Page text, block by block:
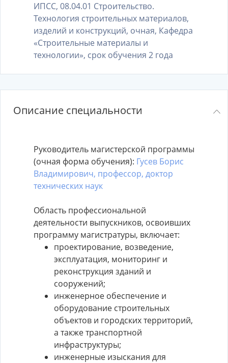
ИПСС, 08.04.01 Строительство.
Технология строительных материалов,
изделий и конструкций, очная, Кафедра
«Строительные материалы и
технологии», срок обучения 2 года
Описание специальности
Руководитель магистерской программы
(очная форма обучения): Гусев Борис
Владимирович, профессор, доктор
технических наук
Область профессиональной
деятельности выпускников, освоивших
программу магистратуры, включает:
проектирование, возведение,
эксплуатация, мониторинг и
реконструкция зданий и
сооружений;
инженерное обеспечение и
оборудование строительных
объектов и городских территорий,
а также транспортной
инфраструктуры;
инженерные изыскания для